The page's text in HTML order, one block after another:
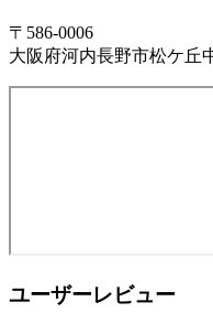
〒586-0006
大阪府河内長野市松ケ丘
ユーザーレビュー